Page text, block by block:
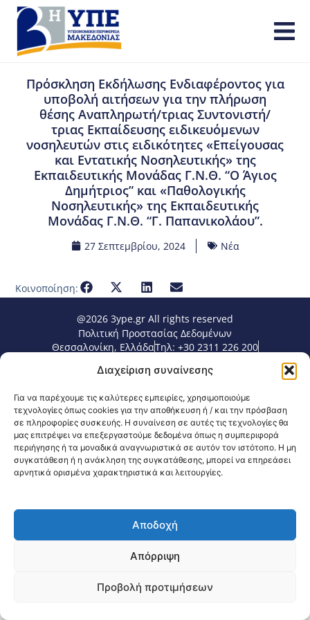
Διαχείριση συναίνεσης
Για να παρέχουμε τις καλύτερες εμπειρίες, χρησιμοποιούμε
τεχνολογίες όπως cookies για την αποθήκευση ή / και την πρόσβαση
σε πληροφορίες συσκευής. Η συναίνεση σε αυτές τις τεχνολογίες θα
μας επιτρέψει να επεξεργαστούμε δεδομένα όπως η συμπεριφορά
περιήγησης ή τα μοναδικά αναγνωριστικά σε αυτόν τον ιστότοπο. Η μη
συγκατάθεση ή η ανάκληση της συγκατάθεσης, μπορεί να επηρεάσει
αρνητικά ορισμένα χαρακτηριστικά και λειτουργίες.
Αποδοχή
Απόρριψη
Προβολή προτιμήσεων
Πρόσκληση Εκδήλωσης Ενδιαφέροντος για
υποβολή αιτήσεων για την πλήρωση
θέσης Αναπληρωτή/τριας Συντονιστή/
τριας Εκπαίδευσης ειδικευόμενων
νοσηλευτών στις ειδικότητες «Επείγουσας
και Εντατικής Νοσηλευτικής» της
Εκπαιδευτικής Μονάδας Γ.Ν.Θ. “Ο Άγιος
Δημήτριος” και «Παθολογικής
Νοσηλευτικής» της Εκπαιδευτικής
Μονάδας Γ.Ν.Θ. “Γ. Παπανικολάου”.
27 Σεπτεμβρίου, 2024 Νέα
Κοινοποίηση:
@2026 3ype.gr All rights reserved
Πολιτική Προστασίας Δεδομένων
Θεσσαλονίκη, ΕλλάδαΤηλ: +30 2311 226 200
Website Visits: 1600188